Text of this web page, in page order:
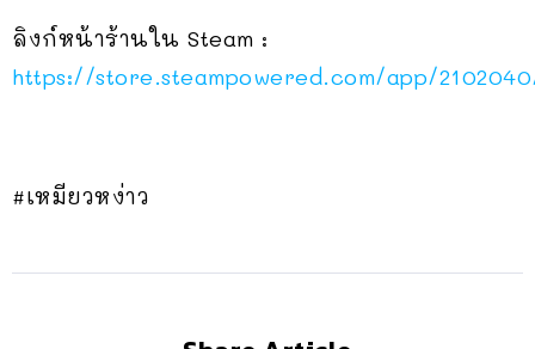
ลิงก์หน้าร้านใน Steam :
https://store.steampowered.com/app/
#เหมียวหง่าว